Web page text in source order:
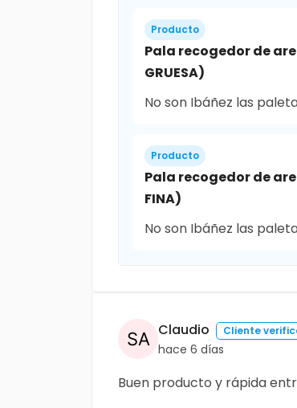
Producto
Pala recogedor de
GRUESA)
No son Ibáñez las
Producto
Pala recogedor de
FINA)
No son Ibáñez las
Claudio Cliente
hace 6 días
Buen producto y rápida